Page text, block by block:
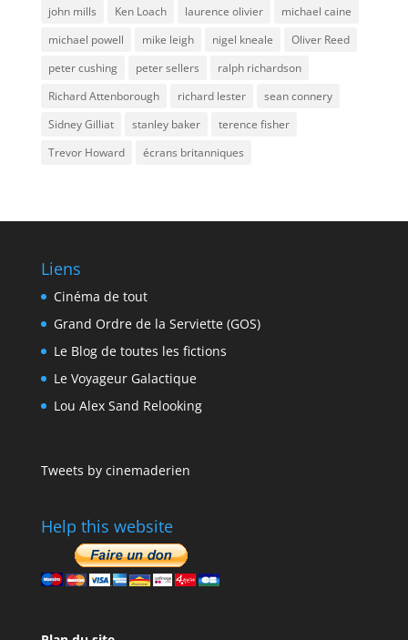
john mills
Ken Loach laurence olivier
michael caine
michael powell
mike leigh nigel kneale
Oliver Reed
peter cushing
peter sellers
ralph richardson
Richard Attenborough
richard lester
sean connery
Sidney Gilliat
stanley baker
terence fisher
Trevor Howard
écrans britanniques
Liens
Cinéma de tout
Grand Ordre de la Serviette (GOS)
Le Blog de toutes les fictions
Le Voyageur Galactique
Lou Alex Sand Relooking
Tweets by cinemaderien
Help this website